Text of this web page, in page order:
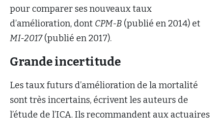
pour comparer ses nouveaux taux
d’amélioration, dont CPM-B (publié en 2014) et
MI-2017(publié en 2017).
Grande incertitude
Les taux futurs d’amélioration de la mortalité
sont très incertains, écrivent les auteurs de
l’étude de l’ICA. Ils recommandent aux actuaires